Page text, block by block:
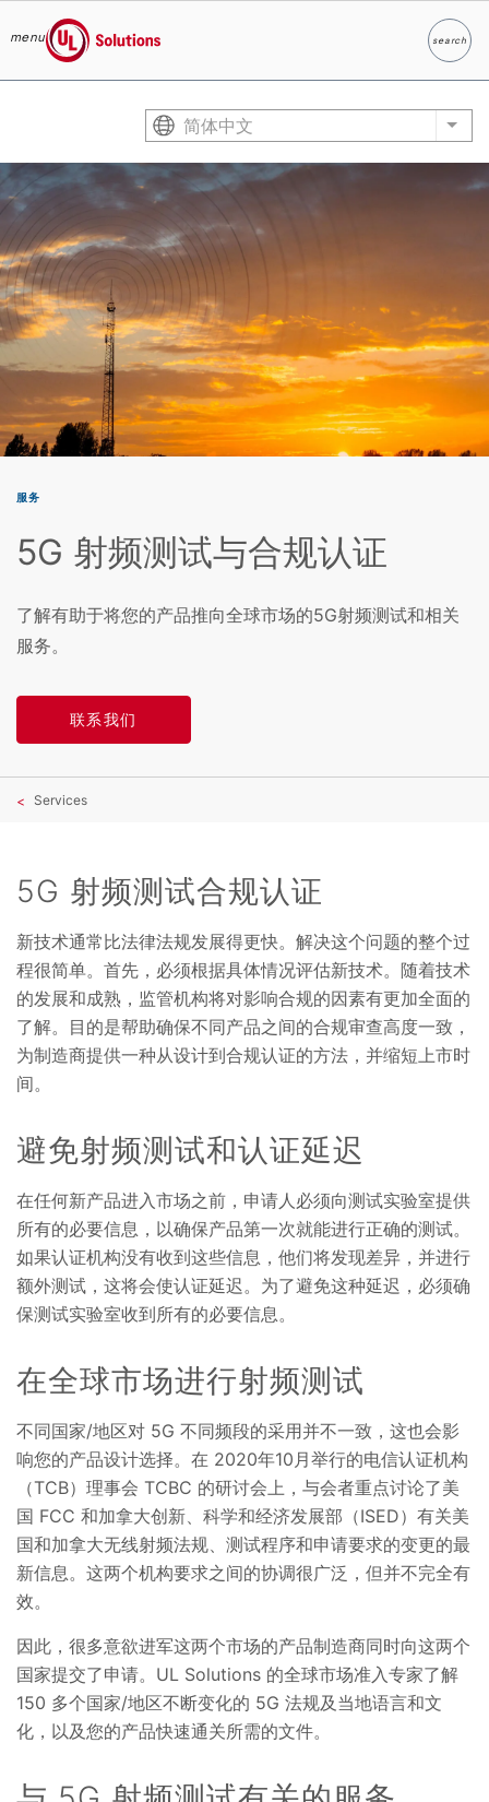
menu
UL Solutions
searchSearch
简体中文 List
服务
5G 射频测试与合规认证
了解有助于将您的产品推向全球市场的5G射频测试和相关
服务。
联系我们
Services
5G 射频测试合规认证
新技术通常比法律法规发展得更快。解决这个问题的整个过
程很简单。首先，必须根据具体情况评估新技术。随着技术
的发展和成熟，监管机构将对影响合规的因素有更加全面的
了解。目的是帮助确保不同产品之间的合规审查高度一致，
为制造商提供一种从设计到合规认证的方法，并缩短上市时
间。
避免射频测试和认证延迟
在任何新产品进入市场之前，申请人必须向测试实验室提供
所有的必要信息，以确保产品第一次就能进行正确的测试。
如果认证机构没有收到这些信息，他们将发现差异，并进行
额外测试，这将会使认证延迟。为了避免这种延迟，必须确
保测试实验室收到所有的必要信息。
在全球市场进行射频测试
不同国家/地区对 5G 不同频段的采用并不一致，这也会影
响您的产品设计选择。在 2020年10月举行的电信认证机构
（TCB）理事会 TCBC 的研讨会上，与会者重点讨论了美
国 FCC 和加拿大创新、科学和经济发展部（ISED）有关美
国和加拿大无线射频法规、测试程序和申请要求的变更的最
新信息。这两个机构要求之间的协调很广泛，但并不完全有
效。
因此，很多意欲进军这两个市场的产品制造商同时向这两个
国家提交了申请。UL Solutions 的全球市场准入专家了解
150 多个国家/地区不断变化的 5G 法规及当地语言和文
化，以及您的产品快速通关所需的文件。